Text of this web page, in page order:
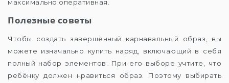
максимально оперативная.
Полезные советы
Чтобы создать завершённый карнавальный образ, вы
можете изначально купить наряд, включающий в себя
полный набор элементов. При его выборе учтите, что
ребёнку должен нравиться образ. Поэтому выбирать